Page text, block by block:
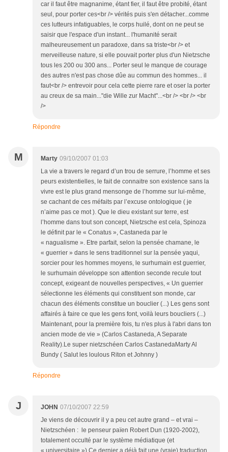
car il faut être magnanime, étant fier, il faut être probité, étant
seul, pour porter ces<br /> vérités puis s'en détacher...comme
ces lutteurs infatiguables, le corps huilé, dont on ne peut se
saisir que l'espace d'un instant... l'humanité serait
malheureusement un paradoxe, dans sa triste<br /> et
merveilleuse nature, si elle pouvait porter plus d'un Nietzsche
tous les 200 ou 300 ans... Porter seul le manque de courage
des autres n'est pas chose dûe au commun des hommes... il
faut<br /> entrevoir pour cela cette pierre rare et oser la porter
au creux de sa main..."die Wille zur Macht"...<br /> <br /> <br
/>
Répondre
M Marty 09/10/2007 01:03
La vie a travers le regard d’un trou de serrure, l’homme et ses
peurs existentielles, le fait de connaitre son existence sans la
vivre est le plus grand mensonge de l’homme sur lui-même,
se cachant de ces méfaits par l’excuse ontologique ( je
n’aime pas ce mot ). Que le dieu existant sur terre, est
l’homme dans tout son concept, Nietzsche est cela, Spinoza
le définit par le « Conatus », Castaneda par le
« nagualisme ». Etre parfait, selon la pensée chamane, le
« guerrier » dans le sens traditionnel sur la pensée yaqui,
sorcier pour les hommes moyens, le surhumain est guerrier,
le surhumain développe son attention seconde recule tout
concept, exigeant de nouvelles perspectives, « Un guerrier
sélectionne les éléments qui constituent son monde, car
chacun des éléments constitue un bouclier (...) Les gens sont
affairés à faire ce que les gens font, voilà leurs boucliers (...)
Maintenant, pour la première fois, tu n'es plus à l'abri dans ton
ancien mode de vie » (Carlos Castaneda, A Separate
Reality).Le super nietzschéen Carlos CastanedaMarty Al
Bundy ( Salut les loulous Riton et Johnny )
Répondre
J JOHN 07/10/2007 22:59
Je viens de découvrir il y a peu cet autre grand – et vrai –
Nietzschéen : le penseur païen Robert Dun (1920-2002),
totalement occulté par le système médiatique (et
« universitaire »).Ce dernier a déjà fait une (vraie) traduction